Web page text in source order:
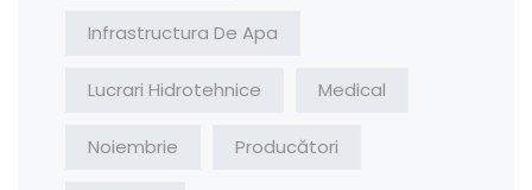
Infrastructura De Apa
Lucrari Hidrotehnice Medical
Noiembrie Producători